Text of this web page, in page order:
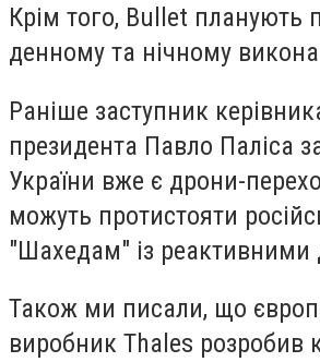
Крім того, Bullet планують
денному та нічному
Раніше заступник
президента Павло Паліса
України вже є дрони-
можуть протистояти
"Шахедам" із реактивними
Також ми писали, що
виробник Thales розробив